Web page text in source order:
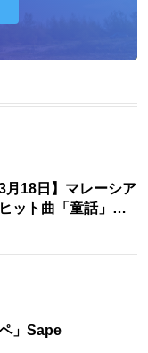
月18日】マレーシア
ット曲「童話」に
」Sape